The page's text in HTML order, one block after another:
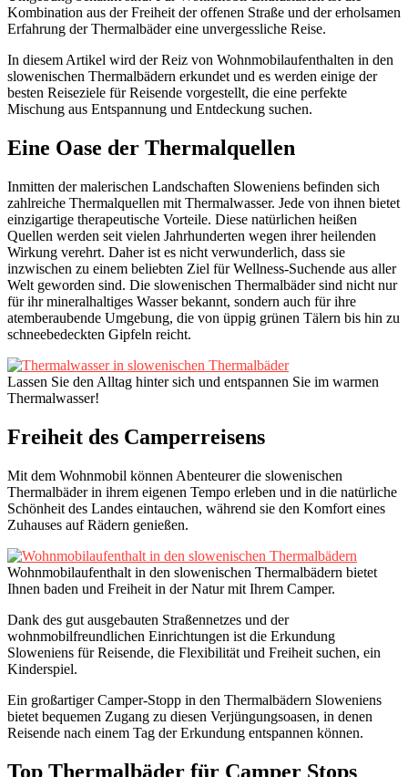
Kombination aus der Freiheit der offenen Straße und der erholsamen
Erfahrung der Thermalbäder eine unvergessliche Reise.
In diesem Artikel wird der Reiz von Wohnmobilaufenthalten in den
slowenischen Thermalbädern erkundet und es werden einige der
besten Reiseziele für Reisende vorgestellt, die eine perfekte
Mischung aus Entspannung und Entdeckung suchen.
Eine Oase der Thermalquellen
Inmitten der malerischen Landschaften Sloweniens befinden sich
zahlreiche Thermalquellen mit Thermalwasser. Jede von ihnen bietet
einzigartige therapeutische Vorteile. Diese natürlichen heißen
Quellen werden seit vielen Jahrhunderten wegen ihrer heilenden
Wirkung verehrt. Daher ist es nicht verwunderlich, dass sie
inzwischen zu einem beliebten Ziel für Wellness-Suchende aus aller
Welt geworden sind. Die slowenischen Thermalbäder sind nicht nur
für ihr mineralhaltiges Wasser bekannt, sondern auch für ihre
atemberaubende Umgebung, die von üppig grünen Tälern bis hin zu
schneebedeckten Gipfeln reicht.
Lassen Sie den Alltag hinter sich und entspannen Sie im warmen
Thermalwasser!
Freiheit des Camperreisens
Mit dem Wohnmobil können Abenteurer die slowenischen
Thermalbäder in ihrem eigenen Tempo erleben und in die natürliche
Schönheit des Landes eintauchen, während sie den Komfort eines
Zuhauses auf Rädern genießen.
Wohnmobilaufenthalt in den slowenischen Thermalbädern bietet
Ihnen baden und Freiheit in der Natur mit Ihrem Camper.
Dank des gut ausgebauten Straßennetzes und der
wohnmobilfreundlichen Einrichtungen ist die Erkundung
Sloweniens für Reisende, die Flexibilität und Freiheit suchen, ein
Kinderspiel.
Ein großartiger Camper-Stopp in den Thermalbädern Sloweniens
bietet bequemen Zugang zu diesen Verjüngungsoasen, in denen
Reisende nach einem Tag der Erkundung entspannen können.
Top Thermalbäder für Camper Stops